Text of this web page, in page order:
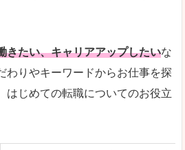
しづらいのですが、掲載情報はパッと目
マン」で「東かがわ市」の
きたい、キャリアアップしたいな
わりやキーワードからお仕事を探
はじめての転職についてのお役立